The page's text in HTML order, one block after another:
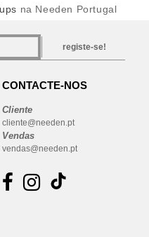
na Needen Portugal
registe-se!
CONTACTE-NOS
Cliente
cliente@needen.pt
Vendas
vendas@needen.pt